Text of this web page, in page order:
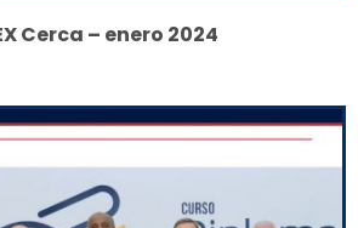
Cerca – enero 2024